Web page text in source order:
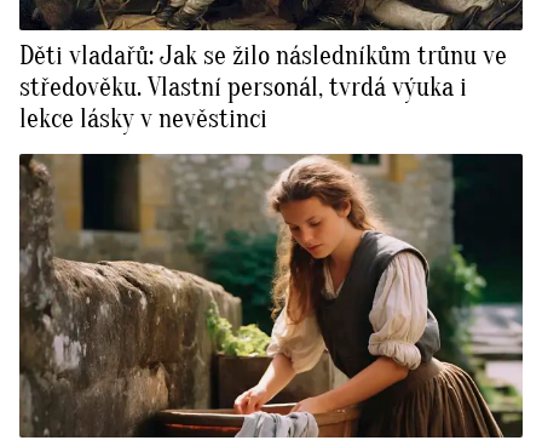
Děti vladařů: Jak se žilo následníkům trůnu ve
středověku. Vlastní personál, tvrdá výuka i
lekce lásky v nevěstinci